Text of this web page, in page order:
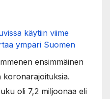
käytiin viime
ympäri Suomen
ensimmäinen
koronarajoituksia.
oli 7,2 miljoonaa eli